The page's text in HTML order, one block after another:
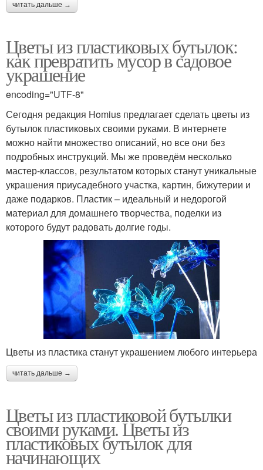
читать дальше →
Цветы из пластиковых бутылок:
как превратить мусор в садовое
украшение
encoding="UTF-8"
Сегодня редакция Homius предлагает сделать цветы из
бутылок пластиковых своими руками. В интернете
можно найти множество описаний, но все они без
подробных инструкций. Мы же проведём несколько
мастер-классов, результатом которых станут уникальные
украшения приусадебного участка, картин, бижутерии и
даже подарков. Пластик – идеальный и недорогой
материал для домашнего творчества, поделки из
которого будут радовать долгие годы.
Цветы из пластика станут украшением любого интерьера
читать дальше →
Цветы из пластиковой бутылки
своими руками. Цветы из
пластиковых бутылок для
начинающих